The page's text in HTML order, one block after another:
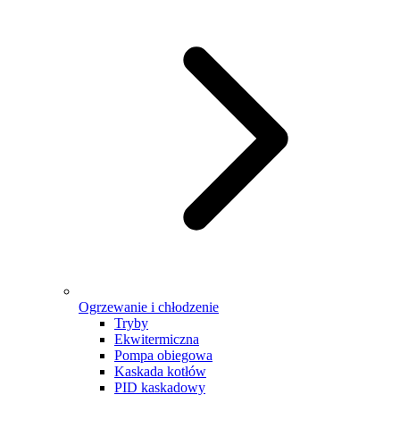
Ogrzewanie i chłodzenie
Tryby
Ekwitermiczna
Pompa obiegowa
Kaskada kotłów
PID kaskadowy